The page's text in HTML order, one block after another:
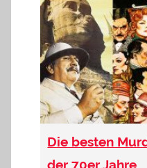
Die besten
der 70er Jahre